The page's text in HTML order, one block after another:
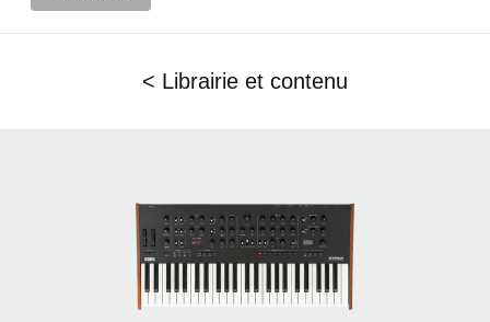
< Librairie et contenu